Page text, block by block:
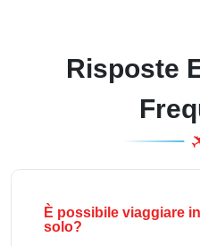
Risposte
È possibile viaggiare
solo?